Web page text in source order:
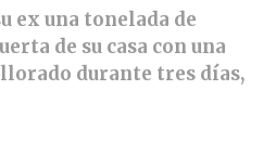
ex una tonelada de
de su casa con una
llorado durante tres días,